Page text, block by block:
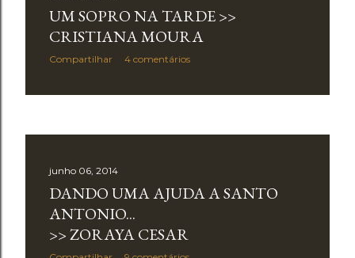
UM SOPRO NA TARDE >>
CRISTIANA MOURA
Compartilhar 4 comentários
junho 06, 2014
DANDO UMA AJUDA A SANTO
ANTONIO...
>> ZORAYA CESAR